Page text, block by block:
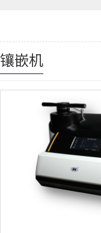
镶嵌机